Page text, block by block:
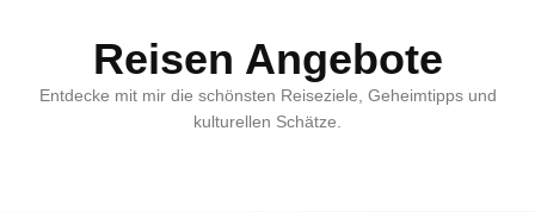
Reisen Angebote
Entdecke mit mir die schönsten Reiseziele, Geheimtipps und
kulturellen Schätze.